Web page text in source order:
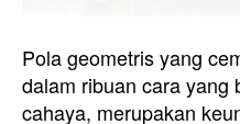
Pola geometris yang
dalam ribuan cara yang
cahaya, merupakan